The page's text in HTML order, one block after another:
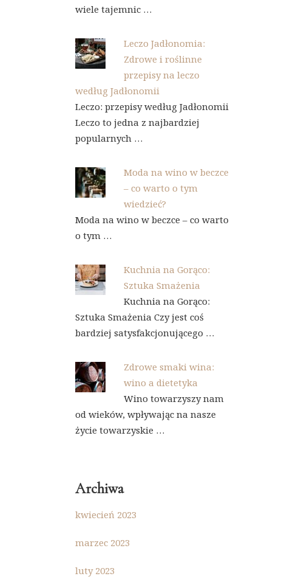
wiele tajemnic …
Leczo Jadłonomia:
Zdrowe i roślinne
przepisy na leczo
według Jadłonomii
Leczo: przepisy według Jadłonomii
Leczo to jedna z najbardziej
popularnych …
Moda na wino w beczce
– co warto o tym
wiedzieć?
Moda na wino w beczce – co warto
o tym …
Kuchnia na Gorąco:
Sztuka Smażenia
Kuchnia na Gorąco:
Sztuka Smażenia Czy jest coś
bardziej satysfakcjonującego …
Zdrowe smaki wina:
wino a dietetyka
Wino towarzyszy nam
od wieków, wpływając na nasze
życie towarzyskie …
Archiwa
kwiecień 2023
marzec 2023
luty 2023